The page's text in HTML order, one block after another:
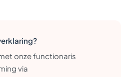
onze functionaris
via